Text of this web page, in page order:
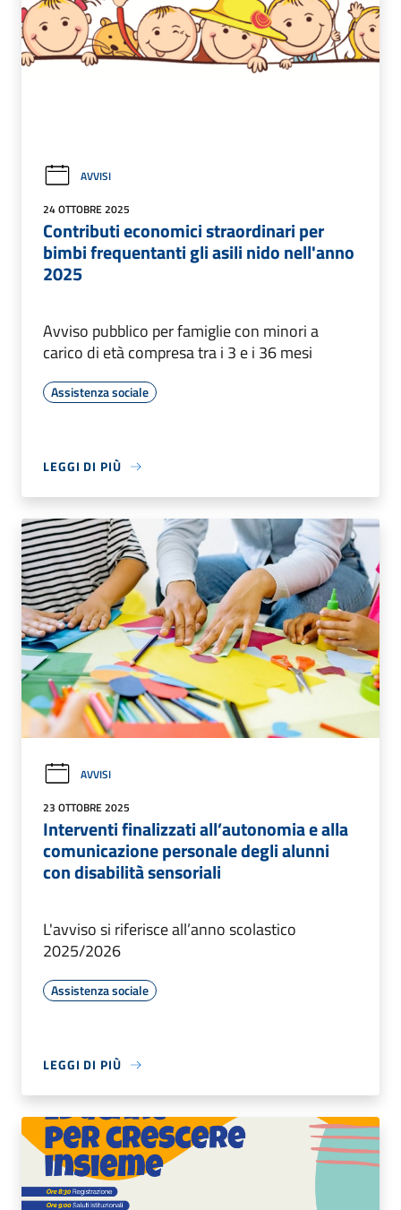
AVVISI
24 OTTOBRE 2025
Contributi economici straordinari per
bimbi frequentanti gli asili nido nell'anno
2025
Avviso pubblico per famiglie con minori a
carico di età compresa tra i 3 e i 36 mesi
Assistenza sociale
LEGGI DI PIÙ
AVVISI
23 OTTOBRE 2025
Interventi finalizzati all’autonomia e alla
comunicazione personale degli alunni
con disabilità sensoriali
L'avviso si riferisce all’anno scolastico
2025/2026
Assistenza sociale
LEGGI DI PIÙ